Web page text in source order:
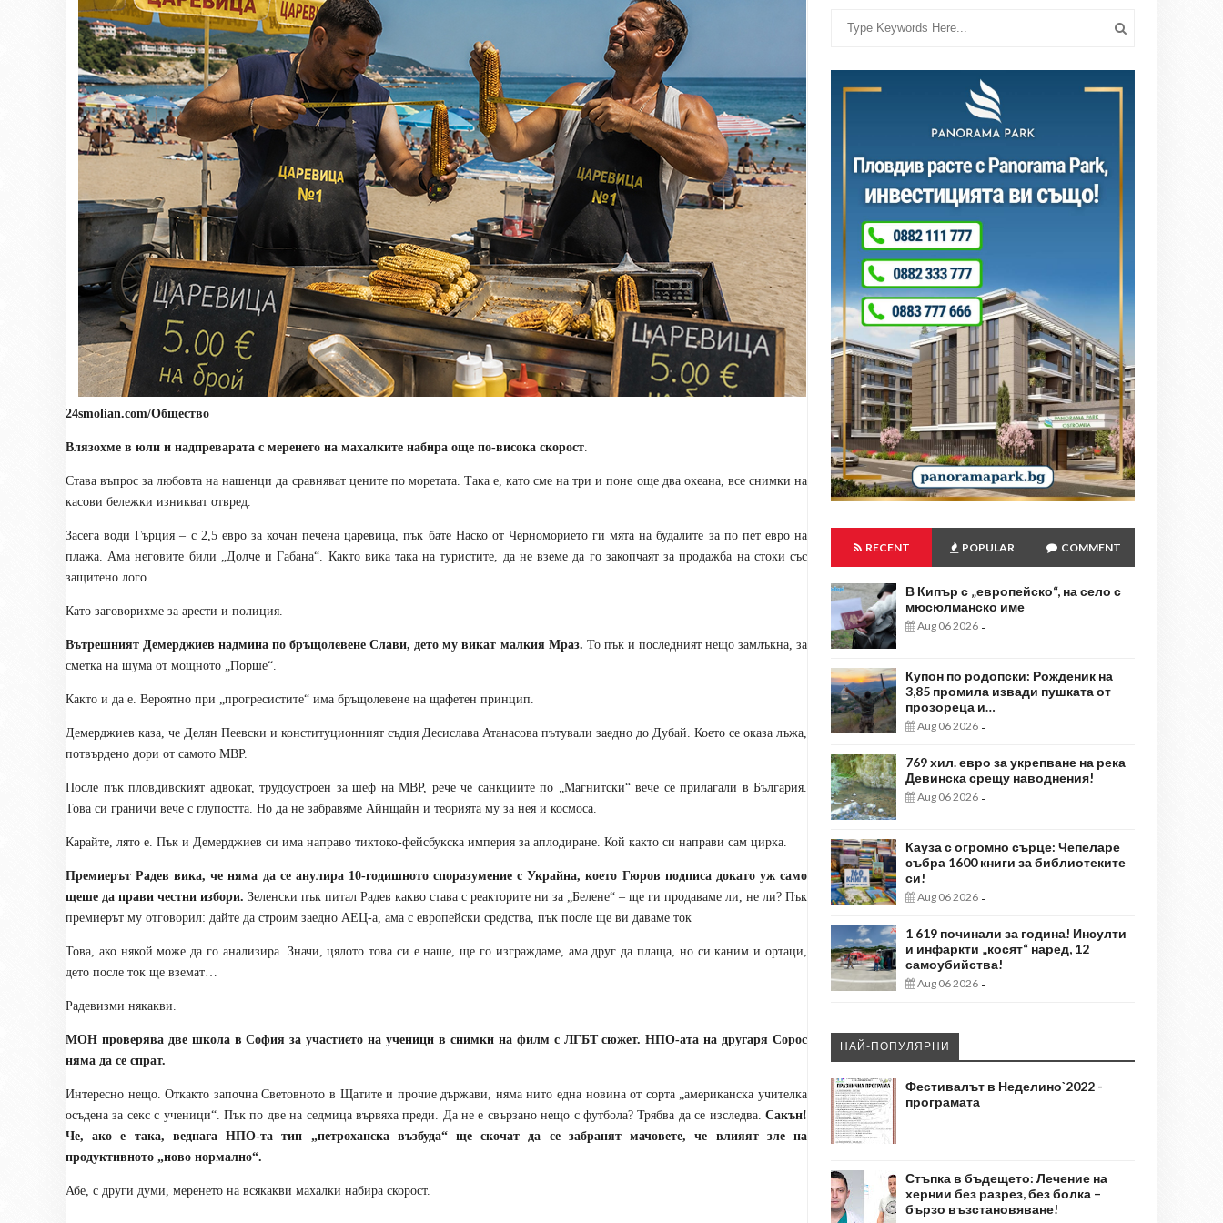
24smolian.com/Общество
Влязохме в юли и надпреварата с меренето на махалките набира още по-висока скорост.
Става въпрос за любовта на нашенци да сравняват цените по моретата. Така е, като сме на три и поне още два океана, все снимки на
касови бележки изникват отвред.
Засега води Гърция – с 2,5 евро за кочан печена царевица, пък бате Наско от Черноморието ги мята на будалите за по пет евро на
плажа. Ама неговите били „Долче и Габана“. Както вика така на туристите, да не вземе да го закопчаят за продажба на стоки със
защитено лого.
Като заговорихме за арести и полиция.
Вътрешният Демерджиев надмина по бръщолевене Слави, дето му викат малкия Мраз. То пък и последният нещо замлъкна, за
сметка на шума от мощното „Порше“.
Както и да е. Вероятно при „прогресистите“ има бръщолевене на щафетен принцип.
Демерджиев каза, че Делян Пеевски и конституционният съдия Десислава Атанасова пътували заедно до Дубай. Което се оказа лъжа,
потвърдено дори от самото МВР.
После пък пловдивският адвокат, трудоустроен за шеф на МВР, рече че санкциите по „Магнитски“ вече се прилагали в България.
Това си граничи вече с глупостта. Но да не забравяме Айнщайн и теорията му за нея и космоса.
Карайте, лято е. Пък и Демерджиев си има направо тиктоко-фейсбукска империя за аплодиране. Кой както си направи сам цирка.
Премиерът Радев вика, че няма да се анулира 10-годишното споразумение с Украйна, което Гюров подписа докато уж само
щеше да прави честни избори. Зеленски пък питал Радев какво става с реакторите ни за „Белене“ – ще ги продаваме ли, не ли? Пък
премиерът му отговорил: дайте да строим заедно АЕЦ-а, ама с европейски средства, пък после ще ви даваме ток
Това, ако някой може да го анализира. Значи, цялото това си е наше, ще го изграждаме, ама друг да плаща, но си каним и ортаци,
дето после ток ще вземат…
Радевизми някакви.
МОН проверява две школа в София за участието на ученици в снимки на филм с ЛГБТ сюжет. НПО-ата на другаря Сорос
няма да се спрат.
Интересно нещо. Откакто започна Световното в Щатите и прочие държави, няма нито една новина от сорта „американска учителка
осъдена за секс с ученици“. Пък по две на седмица вървяха преди. Да не е свързано нещо с футбола? Трябва да се изследва. Сакън!
Че, ако е така, веднага НПО-та тип „петроханска възбуда“ ще скочат да се забранят мачовете, че влияят зле на
продуктивното „ново нормално“.
Абе, с други думи, меренето на всякакви махалки набира скорост.
RECENT POPULAR COMMENT
В Кипър с „европейско“, на село с
мюсюлманско име
Aug 06 2026 -
Купон по родопски: Рожденик на
3,85 промила извади пушката от
прозореца и…
Aug 06 2026 -
769 хил. евро за укрепване на река
Девинска срещу наводнения!
Aug 06 2026 -
Кауза с огромно сърце: Чепеларе
събра 1600 книги за библиотеките
си!
Aug 06 2026 -
1 619 починали за година! Инсулти
и инфаркти „косят“ наред, 12
самоубийства!
Aug 06 2026 -
НАЙ-ПОПУЛЯРНИ
Фестивалът в Неделино`2022 -
програмата
Стъпка в бъдещето: Лечение на
хернии без разрез, без болка –
бързо възстановяване!